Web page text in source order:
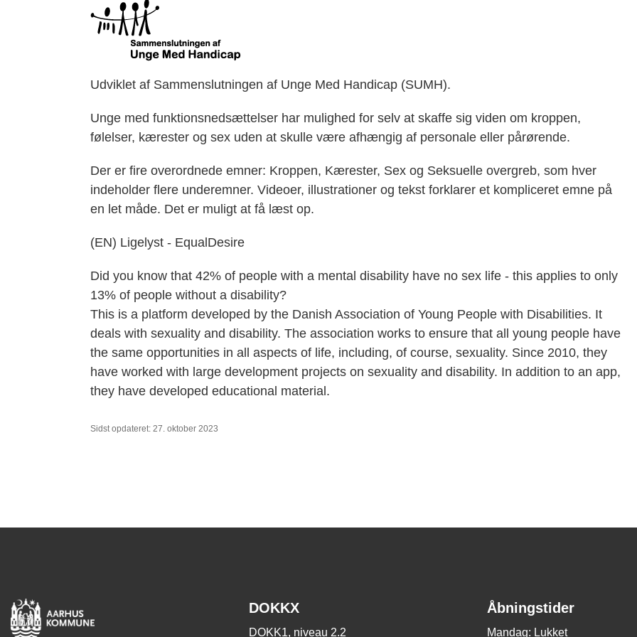
Udviklet af Sammenslutningen af Unge Med Handicap (SUMH).
Unge med funktionsnedsættelser har mulighed for selv at skaffe sig viden om kroppen,
følelser, kærester og sex uden at skulle være afhængig af personale eller pårørende.
Der er fire overordnede emner: Kroppen, Kærester, Sex og Seksuelle overgreb, som hver
indeholder flere underemner. Videoer, illustrationer og tekst forklarer et kompliceret emne på
en let måde. Det er muligt at få læst op.
(EN) Ligelyst - EqualDesire
Did you know that 42% of people with a mental disability have no sex life - this applies to only
13% of people without a disability?
This is a platform developed by the Danish Association of Young People with Disabilities. It
deals with sexuality and disability. The association works to ensure that all young people have
the same opportunities in all aspects of life, including, of course, sexuality. Since 2010, they
have worked with large development projects on sexuality and disability. In addition to an app,
they have developed educational material.
Sidst opdateret: 27. oktober 2023
DOKKX
DOKK1, niveau 2.2
Åbningstider
Mandag: Lukket